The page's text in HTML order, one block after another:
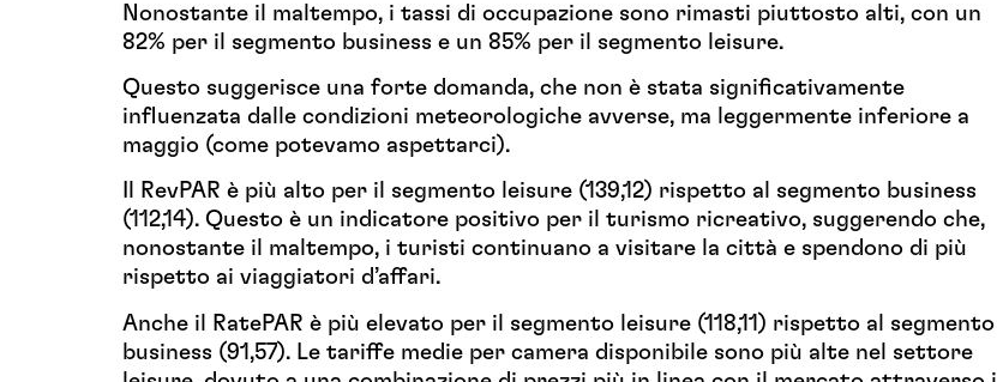
Nonostante il maltempo, i tassi di occupazione sono rimasti piuttosto alti, con un
82% per il segmento business e un 85% per il segmento leisure.
Questo suggerisce una forte domanda, che non è stata significativamente
influenzata dalle condizioni meteorologiche avverse, ma leggermente inferiore a
maggio (come potevamo aspettarci).
Il RevPAR è più alto per il segmento leisure (139,12) rispetto al segmento business
(112,14). Questo è un indicatore positivo per il turismo ricreativo, suggerendo che,
nonostante il maltempo, i turisti continuano a visitare la città e spendono di più
rispetto ai viaggiatori d’affari.
Anche il RatePAR è più elevato per il segmento leisure (118,11) rispetto al segmento
business (91,57). Le tariffe medie per camera disponibile sono più alte nel settore